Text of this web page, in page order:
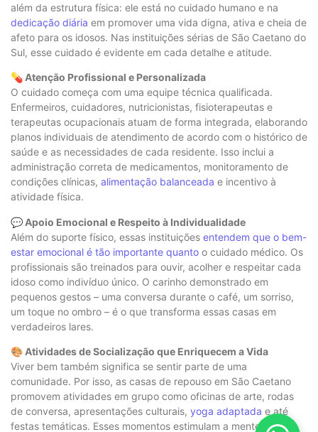
além da estrutura física: ele está no cuidado humano e na
dedicação diária em promover uma vida digna, ativa e cheia de
afeto para os idosos. Nas instituições sérias de São Caetano do
Sul, esse cuidado é evidente em cada detalhe e atitude.
💊 Atenção Profissional e Personalizada
O cuidado começa com uma equipe técnica qualificada.
Enfermeiros, cuidadores, nutricionistas, fisioterapeutas e
terapeutas ocupacionais atuam de forma integrada, elaborando
planos individuais de atendimento de acordo com o histórico de
saúde e as necessidades de cada residente. Isso inclui a
administração correta de medicamentos, monitoramento de
condições clínicas, alimentação balanceada e incentivo à
atividade física.
💬 Apoio Emocional e Respeito à Individualidade
Além do suporte físico, essas instituições entendem que o bem-
estar emocional é tão importante quanto o cuidado médico. Os
profissionais são treinados para ouvir, acolher e respeitar cada
idoso como indivíduo único. O carinho demonstrado em
pequenos gestos – uma conversa durante o café, um sorriso,
um toque no ombro – é o que transforma essas casas em
verdadeiros lares.
🎨 Atividades de Socialização que Enriquecem a Vida
Viver bem também significa se sentir parte de uma
comunidade. Por isso, as casas de repouso em São Caetano
promovem atividades em grupo como oficinas de arte, rodas
de conversa, apresentações culturais, yoga adaptada e até
festas temáticas. Esses momentos estimulam a mente,